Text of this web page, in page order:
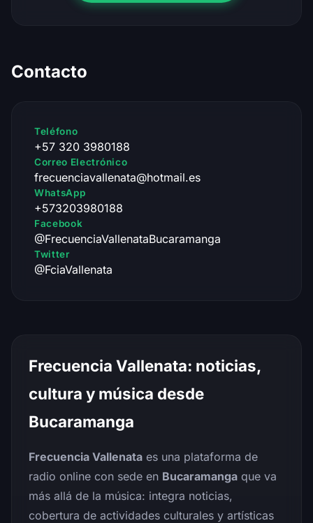
Contacto
Teléfono
+57 320 3980188
Correo Electrónico
frecuenciavallenata@hotmail.es
WhatsApp
+573203980188
Facebook
@FrecuenciaVallenataBucaramanga
Twitter
@FciaVallenata
Frecuencia Vallenata: noticias,
cultura y música desde
Bucaramanga
Frecuencia Vallenata es una plataforma de
radio online con sede en Bucaramanga que va
más allá de la música: integra noticias,
cobertura de actividades culturales y artísticas